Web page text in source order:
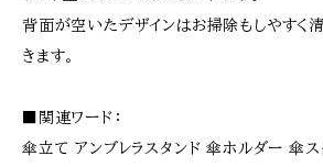
背面が空いたデザインはお掃除もしやすく
きます。
■関連ワード：
傘立て アンブレラスタンド 傘ホルダー 傘ス